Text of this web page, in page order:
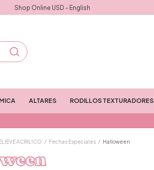
Shop Online USD - English
ALTARES RODILLOS TEXTURADORES
ACRILICO / Fechas Especiales / Halloween